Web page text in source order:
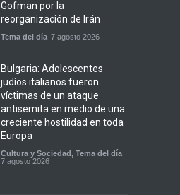
Gofman por la
reorganización de Irán
Tema del día 7 agosto 2026
Bulgaria: Adolescentes
judíos italianos fueron
víctimas de un ataque
antisemita en medio de una
creciente hostilidad en toda
Europa
Cultura y Sociedad, Tema del día
7 agosto 2026